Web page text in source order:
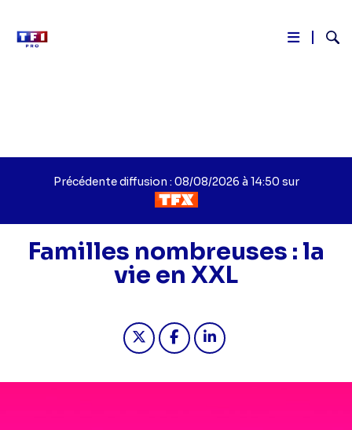
Précédente diffusion : 08/08/2026 à 14:50 sur
Familles nombreuses : la
vie en XXL
Partager "Familles nombreuses :
Partager "Familles